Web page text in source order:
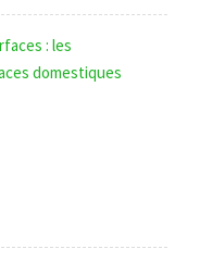
: les
domestiques